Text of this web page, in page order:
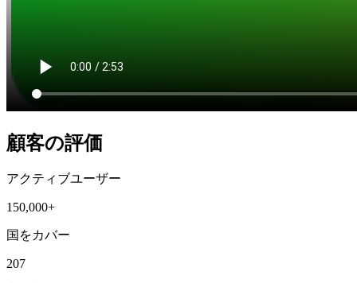
顧客の評価
アクティブユーザー
150,000+
国をカバー
207